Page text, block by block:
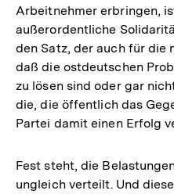
Arbeitnehmer erbringen,
außerordentliche
den Satz, der auch für die
daß die ostdeutschen
zu lösen sind oder gar
die, die öffentlich das
Partei damit einen Erfolg
Fest steht, die
ungleich verteilt. Und